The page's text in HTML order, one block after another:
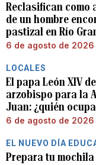
Reclasifican como
de un hombre
pastizal en Río
6 de agosto de 2026
LOCALES
El papa León XIV
arzobispo para la
Juan: ¿quién
6 de agosto de 2026
EL NUEVO DÍA
Prepara tu